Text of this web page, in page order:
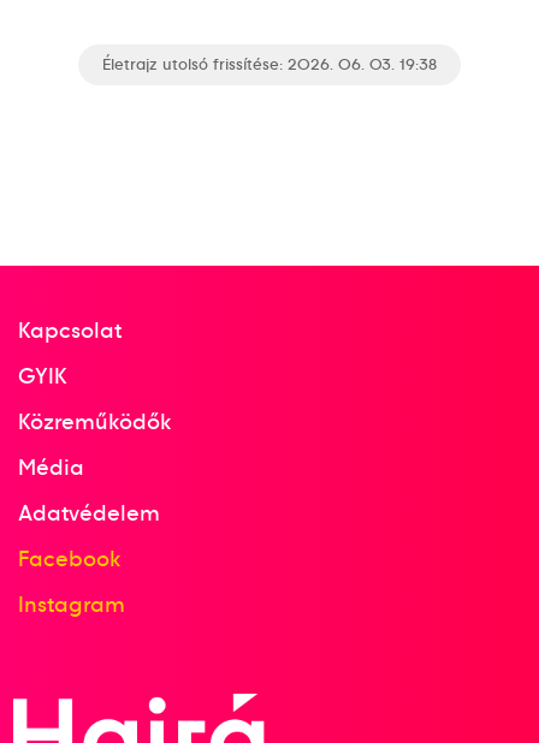
Életrajz utolsó frissítése: 2026. 06. 03. 19:38
Kapcsolat
GYIK
Közreműködők
Média
Adatvédelem
Facebook
Instagram